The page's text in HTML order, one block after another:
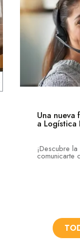
Una
a Logística
¡Descubre
comunicarte